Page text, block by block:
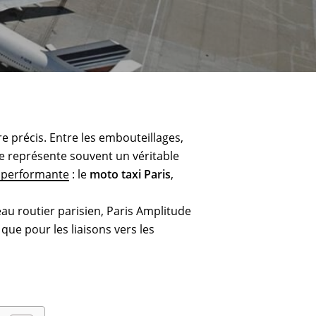
précis. Entre les embouteillages,
représente souvent un véritable
: le moto taxi Paris,
routier parisien, Paris Amplitude
pour les liaisons vers les